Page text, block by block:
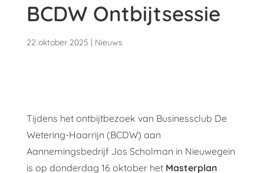
BCDW Ontbijtsessie
22 oktober 2025 Nieuws
Tijdens het ontbijtbezoek van Businessclub De
Wetering-Haarrijn (BCDW) aan
Aannemingsbedrijf Jos Scholman in Nieuwegein
is op donderdag 16 oktober het Masterplan